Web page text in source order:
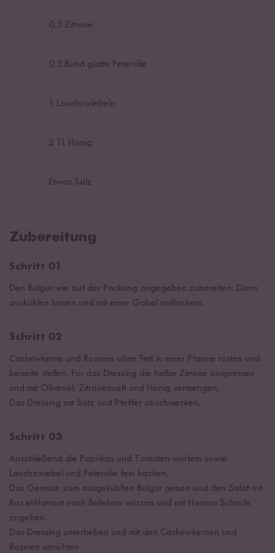
0,5 Zitrone
0,5 Bund glatte Petersilie
1 Lauchzwiebeln
2 TL Honig
Etwas Salz
Zubereitung
Schritt 01
Den Bulgur wie auf der Packung angegeben zubereiten. Dann
auskühlen lassen und mit einer Gabel auflockern.
Schritt 02
Cashewkerne und Rosinen ohne Fett in einer Pfanne rösten und
beiseite stellen. Für das Dressing die halbe Zitrone auspressen
und mit Olivenöl, Zitronensaft und Honig vermengen.
Das Dressing mit Salz und Pfeffer abschmecken.
Schritt 03
Anschließend die Paprikas und Tomaten würfeln sowie
Lauchzwiebel und Petersilie fein hacken.
Das Gemüse zum ausgekühlten Bulgur geben und den Salat mit
Ras el-Hanout nach Belieben würzen und mit Harissa Schärfe
zugeben.
Das Dressing unterheben und mit den Cashewkernen und
Rosinen anrichten.